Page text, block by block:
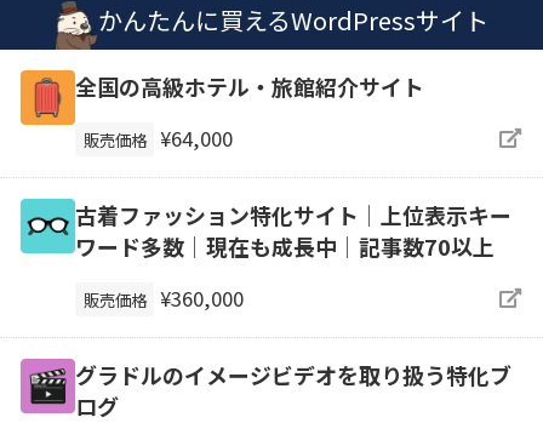
かんたんに買えるWordPressサイト
全国の高級ホテル・旅館紹介サイト
販売価格 ¥64,000
古着ファッション特化サイト│上位表示キー
ワード多数│現在も成長中│記事数70以上
販売価格 ¥360,000
グラドルのイメージビデオを取り扱う特化ブ
ログ